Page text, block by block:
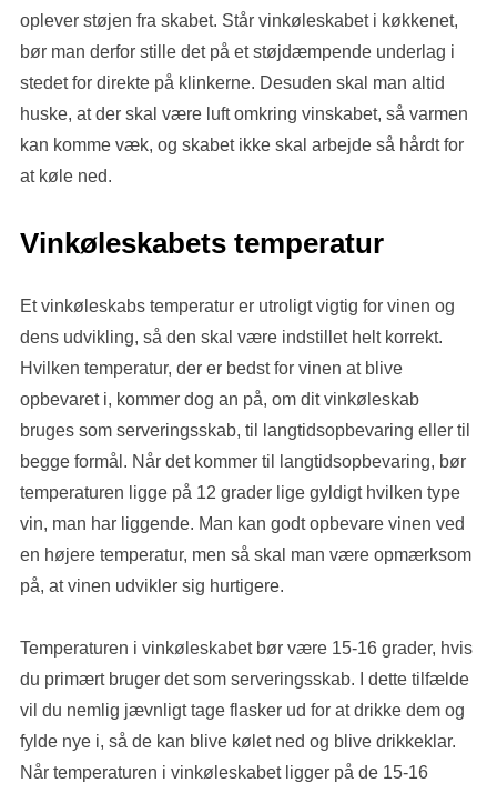
oplever støjen fra skabet. Står vinkøleskabet i køkkenet,
bør man derfor stille det på et støjdæmpende underlag i
stedet for direkte på klinkerne. Desuden skal man altid
huske, at der skal være luft omkring vinskabet, så varmen
kan komme væk, og skabet ikke skal arbejde så hårdt for
at køle ned.
Vinkøleskabets temperatur
Et vinkøleskabs temperatur er utroligt vigtig for vinen og
dens udvikling, så den skal være indstillet helt korrekt.
Hvilken temperatur, der er bedst for vinen at blive
opbevaret i, kommer dog an på, om dit vinkøleskab
bruges som serveringsskab, til langtidsopbevaring eller til
begge formål. Når det kommer til langtidsopbevaring, bør
temperaturen ligge på 12 grader lige gyldigt hvilken type
vin, man har liggende. Man kan godt opbevare vinen ved
en højere temperatur, men så skal man være opmærksom
på, at vinen udvikler sig hurtigere.
Temperaturen i vinkøleskabet bør være 15-16 grader, hvis
du primært bruger det som serveringsskab. I dette tilfælde
vil du nemlig jævnligt tage flasker ud for at drikke dem og
fylde nye i, så de kan blive kølet ned og blive drikkeklar.
Når temperaturen i vinkøleskabet ligger på de 15-16